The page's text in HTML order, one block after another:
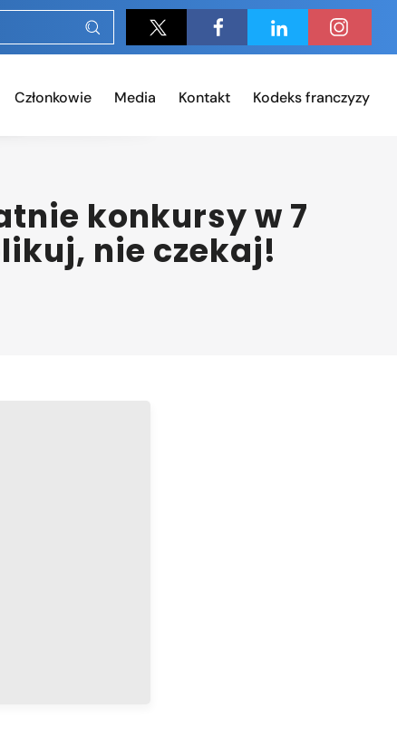
Członkowie Media Kontakt Kodeks franczyzy
konkursy w 7
nie czekaj!